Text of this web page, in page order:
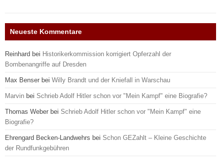
Neueste Kommentare
Reinhard bei Historikerkommission korrigiert Opferzahl der
Bombenangriffe auf Dresden
Max Benser bei Willy Brandt und der Kniefall in Warschau
Marvin bei Schrieb Adolf Hitler schon vor "Mein Kampf" eine Biografie?
Thomas Weber bei Schrieb Adolf Hitler schon vor "Mein Kampf" eine
Biografie?
Ehrengard Becken-Landwehrs bei Schon GEZahlt – Kleine Geschichte
der Rundfunkgebühren